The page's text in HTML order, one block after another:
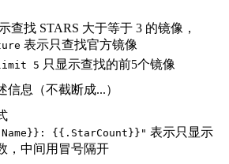
查找 STARS 大于等于 3 的镜像，
表示只查找官方镜像
5 只显示查找的前5个镜像
信息（不截断成...）
{{.StarCount}}" 表示只显示
，中间用冒号隔开